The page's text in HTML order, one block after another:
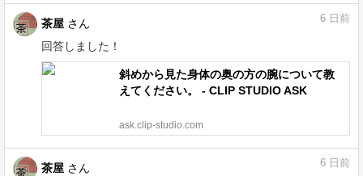
茶屋 さん
回答しました！
6 日前
斜めから見た身体の奥の方の腕について教
えてください。 - CLIP STUDIO ASK
ask.clip-studio.com
茶屋 さん
6 日前